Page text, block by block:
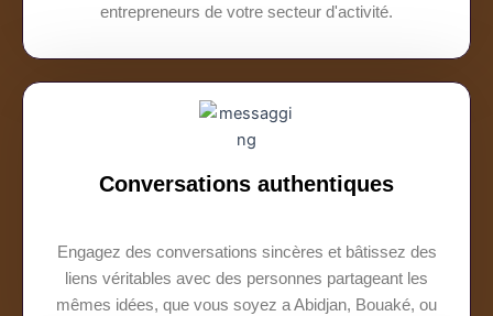
entrepreneurs de votre secteur d'activité.
Conversations authentiques
Engagez des conversations sincères et bâtissez des
liens véritables avec des personnes partageant les
mêmes idées, que vous soyez a Abidjan, Bouaké, ou